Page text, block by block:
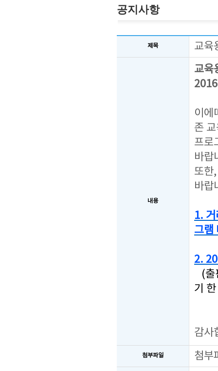
공지사항
제목 교육
내용
교육
이에
존
프로
바랍
또한
바랍
1.
그램
2.
(출
기
감사
첨부파일 첨부